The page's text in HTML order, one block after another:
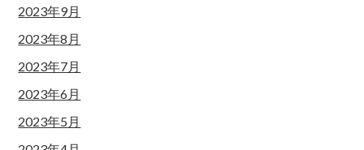
2023年9月
2023年8月
2023年7月
2023年6月
2023年5月